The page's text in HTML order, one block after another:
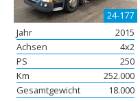
24-177
Jahr
2015
Achsen
4x2
PS
250
Km
252.000
Gesamtgewicht
18.000